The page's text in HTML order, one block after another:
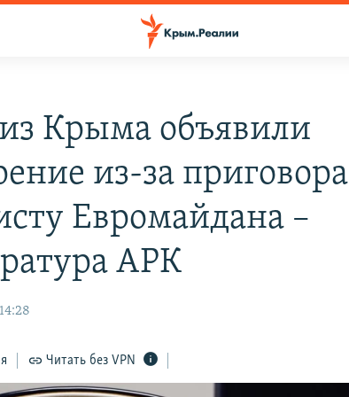
Крыма объявили
из-за приговора
Евромайдана –
АРК
Читать без VPN